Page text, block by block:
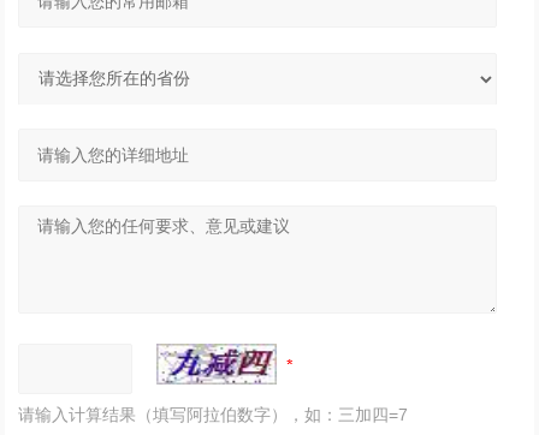
请输入计算结果（填写阿拉伯数字），如：三加四=7